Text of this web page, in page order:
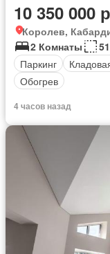
10 350 000
Королев,
2 Комнаты
Паркинг
Обогрев
4 часов назад